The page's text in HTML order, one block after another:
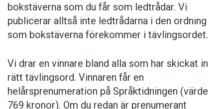
bokstäverna som du får som ledtrådar. Vi
publicerar alltså inte ledtrådarna i den ordning
som bokstäverna förekommer i tävlingsordet.
Vi drar en vinnare bland alla som har skickat in
rätt tävlingsord. Vinnaren får en
helårsprenumeration på Språktidningen (värde
769 kronor). Om du redan är prenumerant